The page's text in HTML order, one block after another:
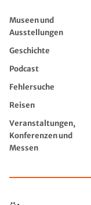
Museen und
Ausstellungen
Geschichte
Podcast
Fehlersuche
Reisen
Veranstaltungen,
Konferenzen und
Messen